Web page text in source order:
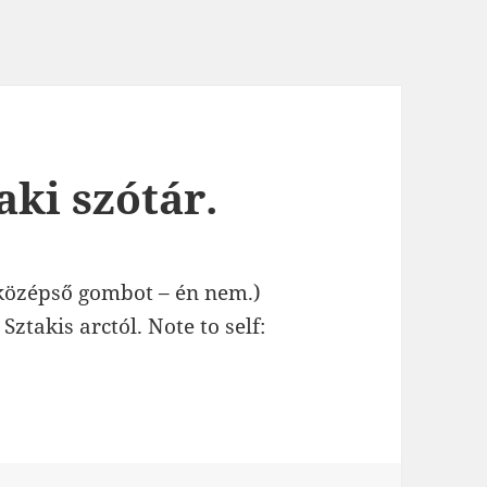
szótár.
gombot – én nem.)
Sztakis arctól. Note to self: